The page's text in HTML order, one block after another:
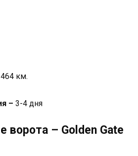
464 км.
– 3-4 дня
ворота – Golden Gate